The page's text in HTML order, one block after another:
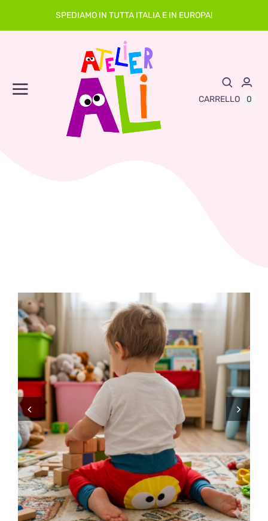
SPEDIAMO IN TUTTA ITALIA E IN EUROPA!
Toggle
Navigation Abbigliamento
Pupazzi
Lista Nascita
Eventi
Spedizioni
CARRELLO 0